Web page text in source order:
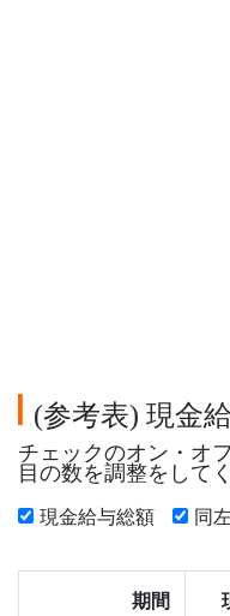
(参考表) 現金
チェックのオン・オ
目の数を調整をして
現金給与総額 同
期間